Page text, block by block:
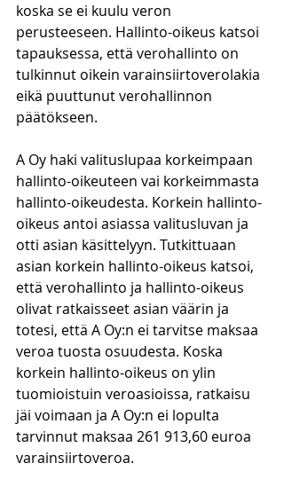
koska se ei kuulu veron
perusteeseen. Hallinto-oikeus katsoi
tapauksessa, että verohallinto on
tulkinnut oikein varainsiirtoverolakia
eikä puuttunut verohallinnon
päätökseen.
A Oy haki valituslupaa korkeimpaan
hallinto-oikeuteen vai korkeimmasta
hallinto-oikeudesta. Korkein hallinto-
oikeus antoi asiassa valitusluvan ja
otti asian käsittelyyn. Tutkittuaan
asian korkein hallinto-oikeus katsoi,
että verohallinto ja hallinto-oikeus
olivat ratkaisseet asian väärin ja
totesi, että A Oy:n ei tarvitse maksaa
veroa tuosta osuudesta. Koska
korkein hallinto-oikeus on ylin
tuomioistuin veroasioissa, ratkaisu
jäi voimaan ja A Oy:n ei lopulta
tarvinnut maksaa 261 913,60 euroa
varainsiirtoveroa.